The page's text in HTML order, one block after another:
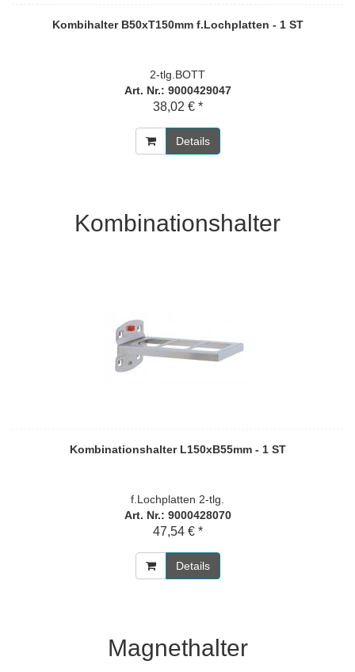
Kombihalter B50xT150mm f.Lochplatten - 1 ST
2-tlg.BOTT
Art. Nr.: 9000429047
38,02 € *
Details
Kombinationshalter
Kombinationshalter L150xB55mm - 1 ST
f.Lochplatten 2-tlg.
Art. Nr.: 9000428070
47,54 € *
Details
Magnethalter